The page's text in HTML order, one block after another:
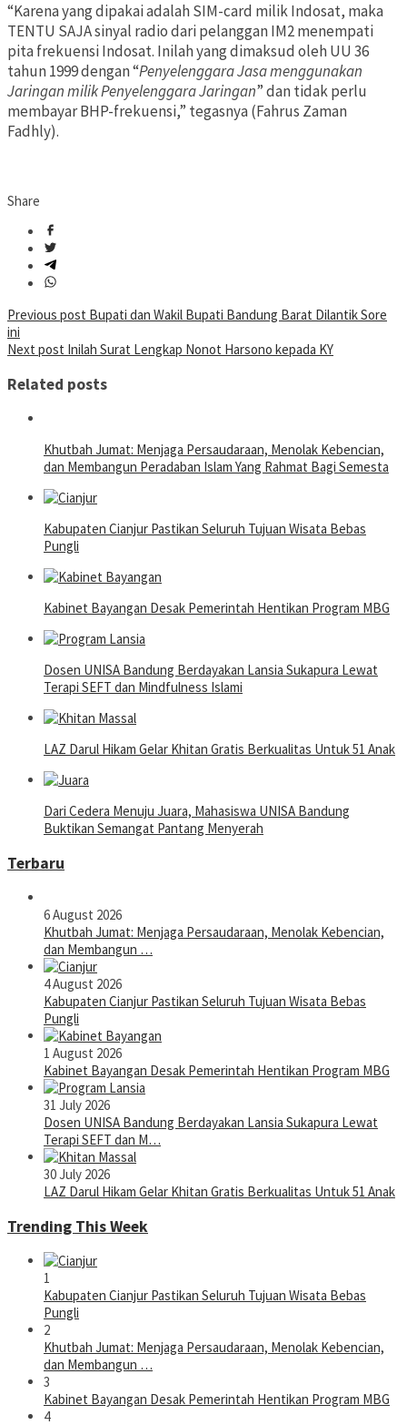
“Karena yang dipakai adalah SIM-card milik Indosat, maka
TENTU SAJA sinyal radio dari pelanggan IM2 menempati
pita frekuensi Indosat. Inilah yang dimaksud oleh UU 36
tahun 1999 dengan “Penyelenggara Jasa menggunakan
Jaringan milik Penyelenggara Jaringan” dan tidak perlu
membayar BHP-frekuensi,” tegasnya (Fahrus Zaman
Fadhly).
Share
Post
navigation
Previous post Bupati dan Wakil Bupati Bandung Barat Dilantik Sore
ini
Next post Inilah Surat Lengkap Nonot Harsono kepada KY
Related posts
Khutbah Jumat: Menjaga Persaudaraan, Menolak Kebencian,
dan Membangun Peradaban Islam Yang Rahmat Bagi Semesta
Kabupaten Cianjur Pastikan Seluruh Tujuan Wisata Bebas
Pungli
Kabinet Bayangan Desak Pemerintah Hentikan Program MBG
Dosen UNISA Bandung Berdayakan Lansia Sukapura Lewat
Terapi SEFT dan Mindfulness Islami
LAZ Darul Hikam Gelar Khitan Gratis Berkualitas Untuk 51 Anak
Dari Cedera Menuju Juara, Mahasiswa UNISA Bandung
Buktikan Semangat Pantang Menyerah
Terbaru
6 August 2026
Khutbah Jumat: Menjaga Persaudaraan, Menolak Kebencian,
dan Membangun …
4 August 2026
Kabupaten Cianjur Pastikan Seluruh Tujuan Wisata Bebas
Pungli
1 August 2026
Kabinet Bayangan Desak Pemerintah Hentikan Program MBG
31 July 2026
Dosen UNISA Bandung Berdayakan Lansia Sukapura Lewat
Terapi SEFT dan M…
30 July 2026
LAZ Darul Hikam Gelar Khitan Gratis Berkualitas Untuk 51 Anak
Trending This Week
1
Kabupaten Cianjur Pastikan Seluruh Tujuan Wisata Bebas
Pungli
2
Khutbah Jumat: Menjaga Persaudaraan, Menolak Kebencian,
dan Membangun …
3
Kabinet Bayangan Desak Pemerintah Hentikan Program MBG
4